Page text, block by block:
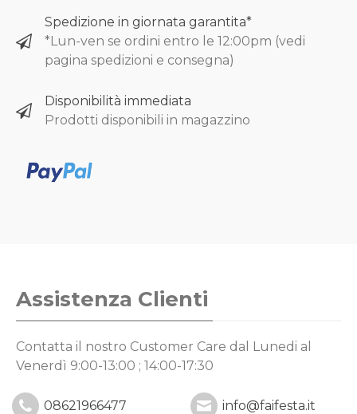
Spedizione in giornata garantita*
*Lun-ven se ordini entro le 12:00pm (vedi
pagina spedizioni e consegna)
Disponibilità immediata
Prodotti disponibili in magazzino
Assistenza Clienti
Contatta il nostro Customer Care dal Lunedi al
Venerdì 9:00-13:00 ; 14:00-17:30
08621966477 info@faifesta.it